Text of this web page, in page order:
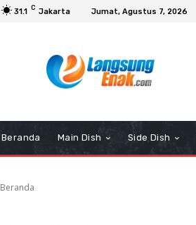
31.1 C Jakarta Jumat, Agustus 7, 2026
Beranda Main Dish Side Dish
Beranda